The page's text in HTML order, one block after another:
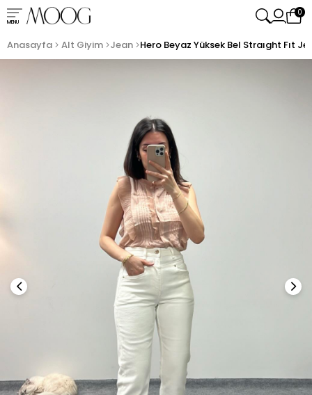
MENU
0
Anasayfa Alt Giyim Jean Hero Beyaz Yüksek Bel Straıght Fıt